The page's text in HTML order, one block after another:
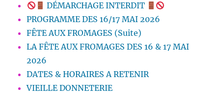
DÉMARCHAGE INTERDIT
PROGRAMME DES 16/17 MAI 2026
FÊTE AUX FROMAGES (Suite)
LA FÊTE AUX FROMAGES DES 16 & 17 MAI
2026
DATES & HORAIRES A RETENIR
VIEILLE DONNETERIE